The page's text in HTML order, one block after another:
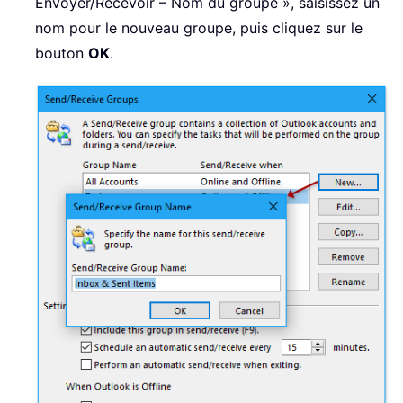
nom pour le nouveau groupe, puis cliquez sur le
bouton OK.